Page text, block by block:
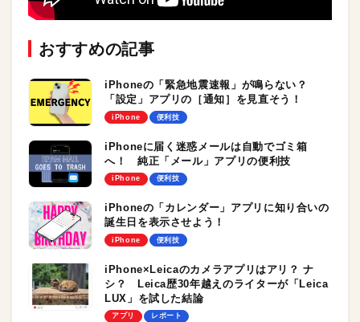
おすすめの記事
iPhoneの「緊急地震速報」が鳴らない？
「設定」アプリの［通知］を見直そう！
iPhone 便利技
iPhoneに届く迷惑メールは自動でゴミ箱
へ！ 純正「メール」アプリの便利技
iPhone 便利技
iPhoneの「カレンダー」アプリに知り合いの
誕生日を表示させよう！
iPhone 便利技
iPhone×Leicaのカメラアプリはアリ？ ナ
シ？ Leica歴30年越えのライターが「Leica
LUX」を試した結論
アプリ レポート